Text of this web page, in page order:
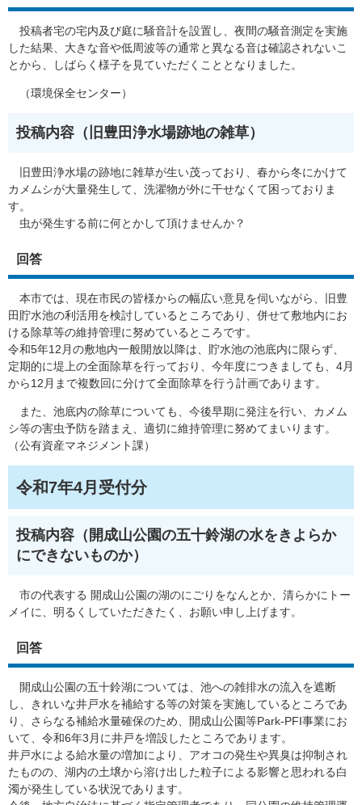
投稿者宅の宅内及び庭に騒音計を設置し、夜間の騒音測定を実施
した結果、大きな音や低周波等の通常と異なる音は確認されないこ
とから、しばらく様子を見ていただくこととなりました。
（環境保全センター）
投稿内容（旧豊田浄水場跡地の雑草​）
旧豊田浄水場の跡地に雑草が生い茂っており、春から冬にかけて
カメムシが大量発生して、洗濯物が外に干せなくて困っておりま
す。
虫が発生する前に何とかして頂けませんか？
回答
本市では、現在市民の皆様からの幅広い意見を伺いながら、旧豊
田貯水池の利活用を検討しているところであり、併せて敷地内にお
ける除草等の維持管理に努めているところです。
令和5年12月の敷地内一般開放以降は、貯水池の池底内に限らず、
定期的に堤上の全面除草を行っており、今年度につきましても、4月
から12月まで複数回に分けて全面除草を行う計画であります。
また、池底内の除草についても、今後早期に発注を行い、カメム
シ等の害虫予防を踏まえ、適切に維持管理に努めてまいります。
（公有資産マネジメント課）
令和7年4月受付分
投稿内容（開成山公園の五十鈴湖の水をきよらか
にできないものか​）
市の代表する 開成山公園の湖のにごりをなんとか、清らかにトー
メイに、明るくしていただきたく、お願い申し上げます。
回答
開成山公園の五十鈴湖については、池への雑排水の流入を遮断
し、きれいな井戸水を補給する等の対策を実施しているところであ
り、さらなる補給水量確保のため、開成山公園等Park-PFI事業にお
いて、令和6年3月に井戸を増設したところであります。
井戸水による給水量の増加により、アオコの発生や異臭は抑制され
たものの、湖内の土壌から溶け出した粒子による影響と思われる白
濁が発生している状況であります。